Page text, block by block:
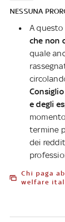
NESSUNA
A
che non
quale
e degli
termine
dei
Chi paga abbastanza tasse da sostenere il
welfare